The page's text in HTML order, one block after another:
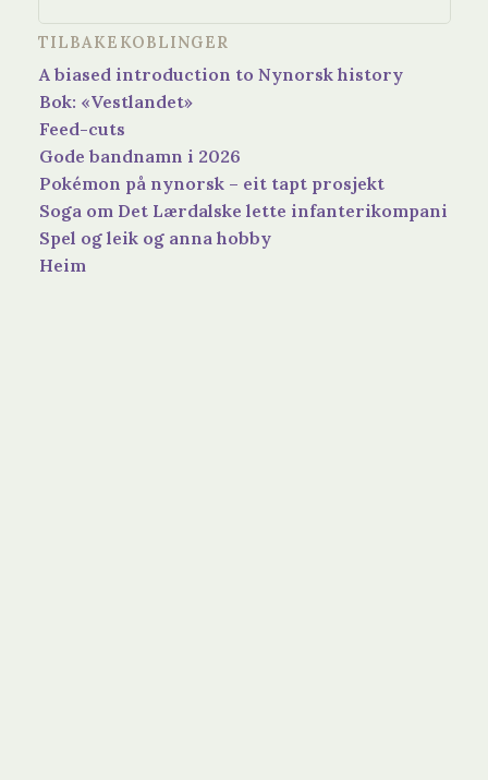
TILBAKEKOBLINGER
A biased introduction to Nynorsk history
Bok: «Vestlandet»
Feed-cuts
Gode bandnamn i 2026
Pokémon på nynorsk – eit tapt prosjekt
Soga om Det Lærdalske lette infanterikompani
Spel og leik og anna hobby
Heim